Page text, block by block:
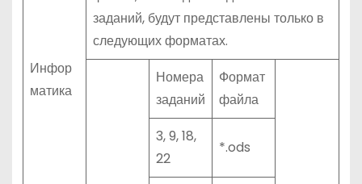
Инфор
матика
заданий, будут представлены только в
следующих форматах.
Номера
заданий
Формат
файла
3, 9, 18,
22
*.ods